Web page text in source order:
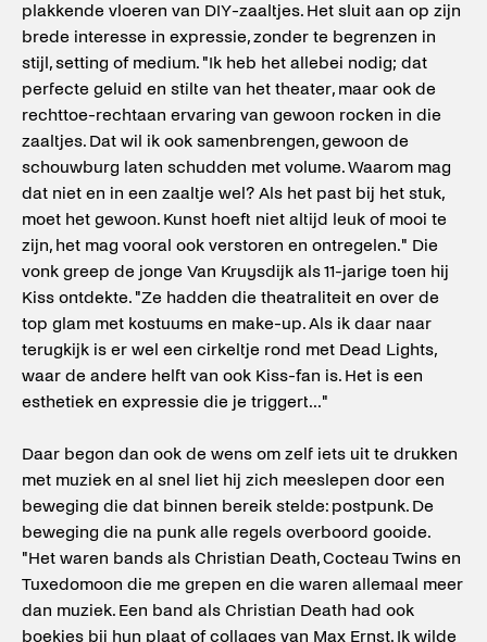
plakkende vloeren van DIY-zaaltjes. Het sluit aan op zijn
brede interesse in expressie, zonder te begrenzen in
stijl, setting of medium. "Ik heb het allebei nodig; dat
perfecte geluid en stilte van het theater, maar ook de
rechttoe-rechtaan ervaring van gewoon rocken in die
zaaltjes. Dat wil ik ook samenbrengen, gewoon de
schouwburg laten schudden met volume. Waarom mag
dat niet en in een zaaltje wel? Als het past bij het stuk,
moet het gewoon. Kunst hoeft niet altijd leuk of mooi te
zijn, het mag vooral ook verstoren en ontregelen." Die
vonk greep de jonge Van Kruysdijk als 11-jarige toen hij
Kiss ontdekte. "Ze hadden die theatraliteit en over de
top glam met kostuums en make-up. Als ik daar naar
terugkijk is er wel een cirkeltje rond met Dead Lights,
waar de andere helft van ook Kiss-fan is. Het is een
esthetiek en expressie die je triggert..."
Daar begon dan ook de wens om zelf iets uit te drukken
met muziek en al snel liet hij zich meeslepen door een
beweging die dat binnen bereik stelde: postpunk. De
beweging die na punk alle regels overboord gooide.
"Het waren bands als Christian Death, Cocteau Twins en
Tuxedomoon die me grepen en die waren allemaal meer
dan muziek. Een band als Christian Death had ook
boekjes bij hun plaat of collages van Max Ernst. Ik wilde